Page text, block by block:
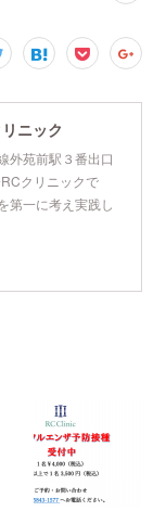
ニック
外苑前駅３番出口
クリニックで
第一に考え実践し